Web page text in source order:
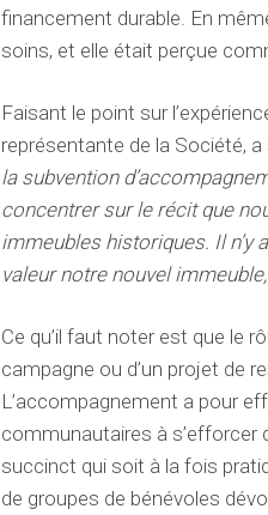
financement durable. En
soins, et elle était perçue
Faisant le point sur
représentante de la Société, a
la subvention
concentrer sur le récit que
immeubles historiques. Il n’y
valeur notre nouvel
Ce qu’il faut noter est que le
campagne ou d’un projet de
L’accompagnement a pour
communautaires à s’efforcer
succinct qui soit à la fois
de groupes de bénévoles